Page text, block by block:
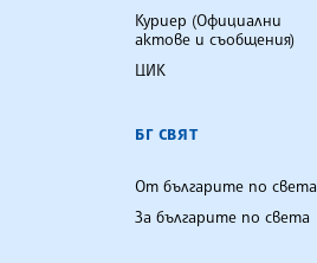
Куриер (Официални
актове и съобщения)
ЦИК
БГ СВЯТ
От българите по света
За българите по света